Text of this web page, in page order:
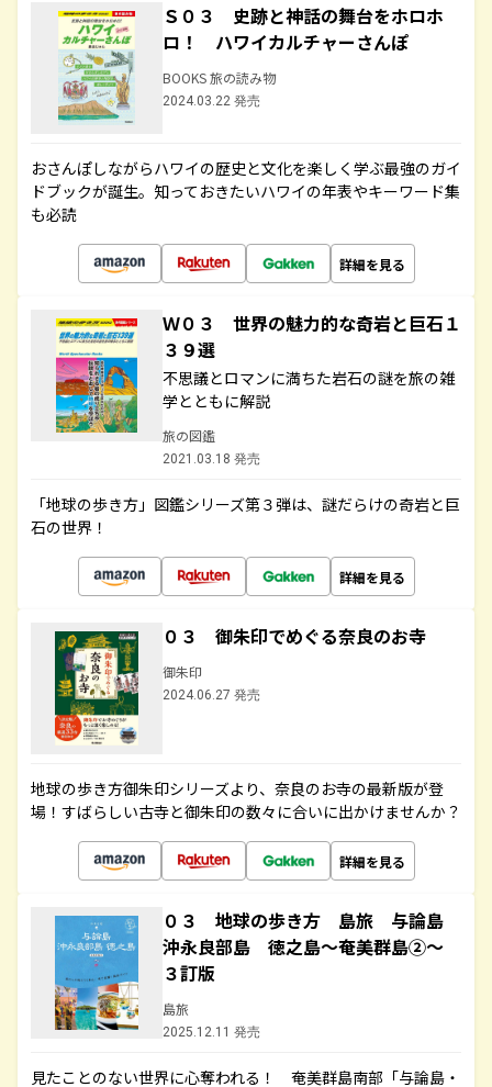
Ｓ０３ 史跡と神話の舞台をホロホ
ロ！ ハワイカルチャーさんぽ
BOOKS 旅の読み物
2024.03.22 発売
おさんぽしながらハワイの歴史と文化を楽しく学ぶ最強のガイ
ドブックが誕生。知っておきたいハワイの年表やキーワード集
も必読
詳細を見る
Ｗ０３ 世界の魅力的な奇岩と巨石１
３９選
不思議とロマンに満ちた岩石の謎を旅の雑
学とともに解説
旅の図鑑
2021.03.18 発売
「地球の歩き方」図鑑シリーズ第３弾は、謎だらけの奇岩と巨
石の世界！
詳細を見る
０３ 御朱印でめぐる奈良のお寺
御朱印
2024.06.27 発売
地球の歩き方御朱印シリーズより、奈良のお寺の最新版が登
場！すばらしい古寺と御朱印の数々に合いに出かけませんか？
詳細を見る
０３ 地球の歩き方 島旅 与論島
沖永良部島 徳之島～奄美群島②～
３訂版
島旅
2025.12.11 発売
見たことのない世界に心奪われる！ 奄美群島南部「与論島・